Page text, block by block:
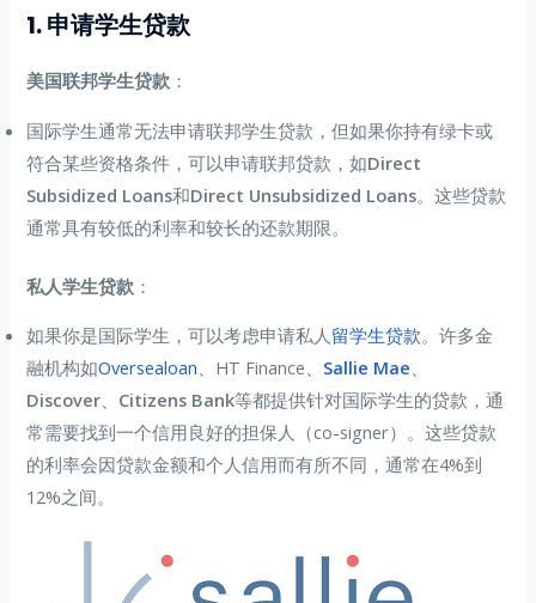
1. 申请学生贷款
美国联邦学生贷款 ：
国际学生通常无法申请联邦学生贷款，但如果你持有绿卡或
符合某些资格条件，可以申请联邦贷款，如Direct
Subsidized Loans和Direct Unsubsidized Loans。这些贷款
通常具有较低的利率和较长的还款期限。
私人学生贷款 ：
如果你是国际学生，可以考虑申请私人留学生贷款。许多金
融机构如Oversealoan、HT Finance、 Sallie Mae、
Discover、 Citizens Bank等都提供针对国际学生的贷款，通
常需要找到一个信用良好的担保人（co-signer）。这些贷款
的利率会因贷款金额和个人信用而有所不同，通常在4%到
12%之间。